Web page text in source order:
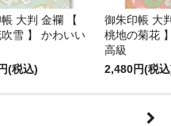
大判 金襴 【
雪 】 かわいい
(税込)
御朱印帳 大
桃地の菊花
高級
2,480円(税